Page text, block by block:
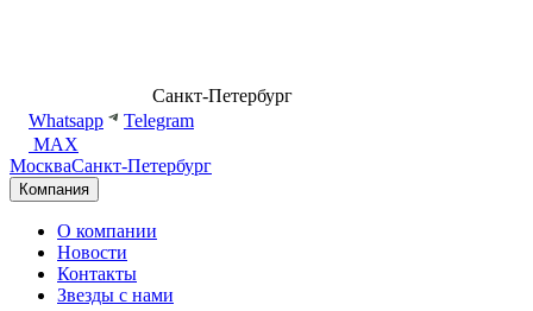
Санкт-Петербург
Whatsapp
Telegram
MAX
МоскваСанкт-Петербург
Компания
О компании
Новости
Контакты
Звезды с нами